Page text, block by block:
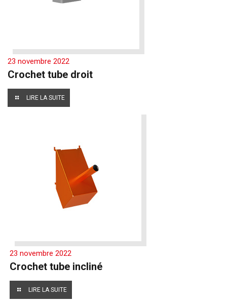
23 novembre 2022
Crochet tube droit
LIRE LA SUITE
23 novembre 2022
Crochet tube incliné
LIRE LA SUITE